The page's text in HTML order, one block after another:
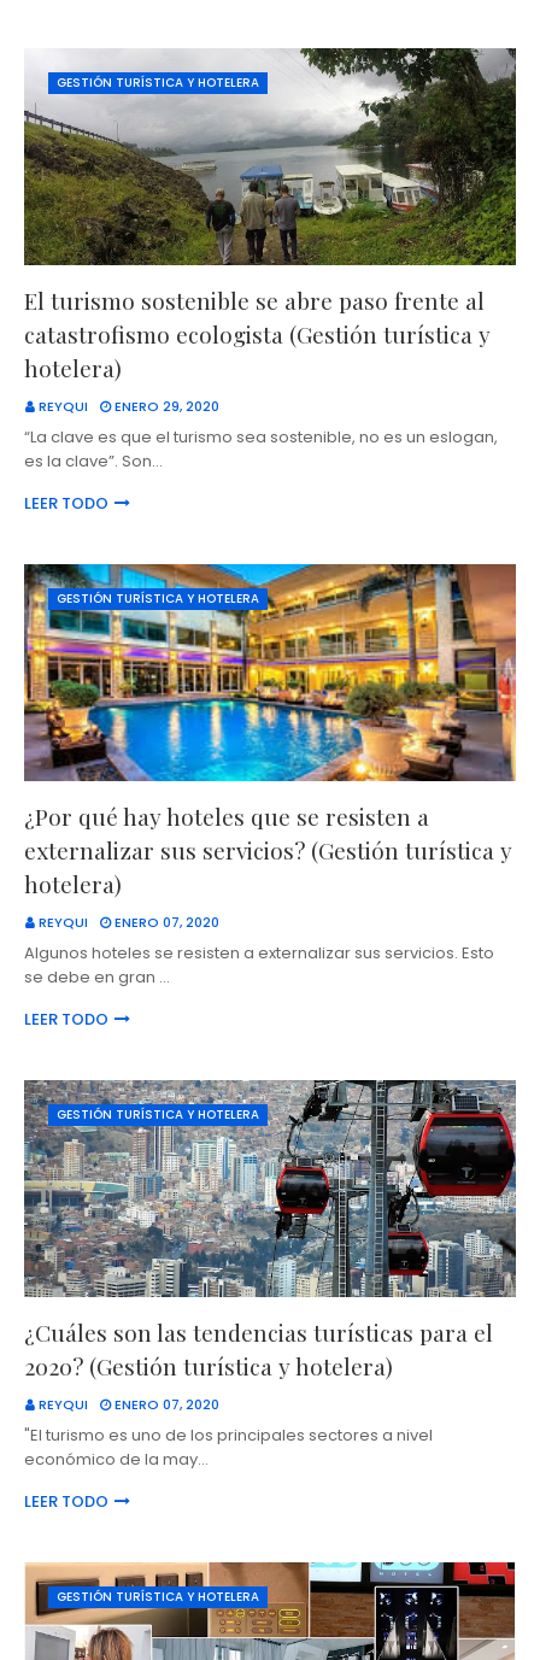
GESTIÓN TURÍSTICA Y HOTELERA
El turismo sostenible se abre paso frente al
catastrofismo ecologista (Gestión turística y
hotelera)
REYQUI ENERO 29, 2020
“La clave es que el turismo sea sostenible, no es un eslogan,
es la clave”. Son…
LEER TODO
GESTIÓN TURÍSTICA Y HOTELERA
¿Por qué hay hoteles que se resisten a
externalizar sus servicios? (Gestión turística y
hotelera)
REYQUI ENERO 07, 2020
Algunos hoteles se resisten a externalizar sus servicios. Esto
se debe en gran …
LEER TODO
GESTIÓN TURÍSTICA Y HOTELERA
¿Cuáles son las tendencias turísticas para el
2020? (Gestión turística y hotelera)
REYQUI ENERO 07, 2020
"El turismo es uno de los principales sectores a nivel
económico de la may…
LEER TODO
GESTIÓN TURÍSTICA Y HOTELERA